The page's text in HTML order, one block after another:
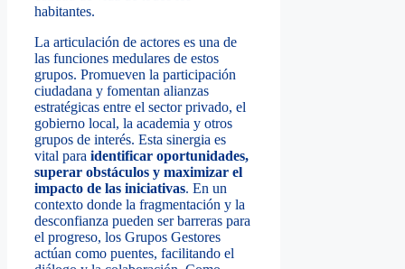
habitantes.
La articulación de actores es una de
las funciones medulares de estos
grupos. Promueven la participación
ciudadana y fomentan alianzas
estratégicas entre el sector privado, el
gobierno local, la academia y otros
grupos de interés. Esta sinergia es
vital para identificar oportunidades,
superar obstáculos y maximizar el
impacto de las iniciativas. En un
contexto donde la fragmentación y la
desconfianza pueden ser barreras para
el progreso, los Grupos Gestores
actúan como puentes, facilitando el